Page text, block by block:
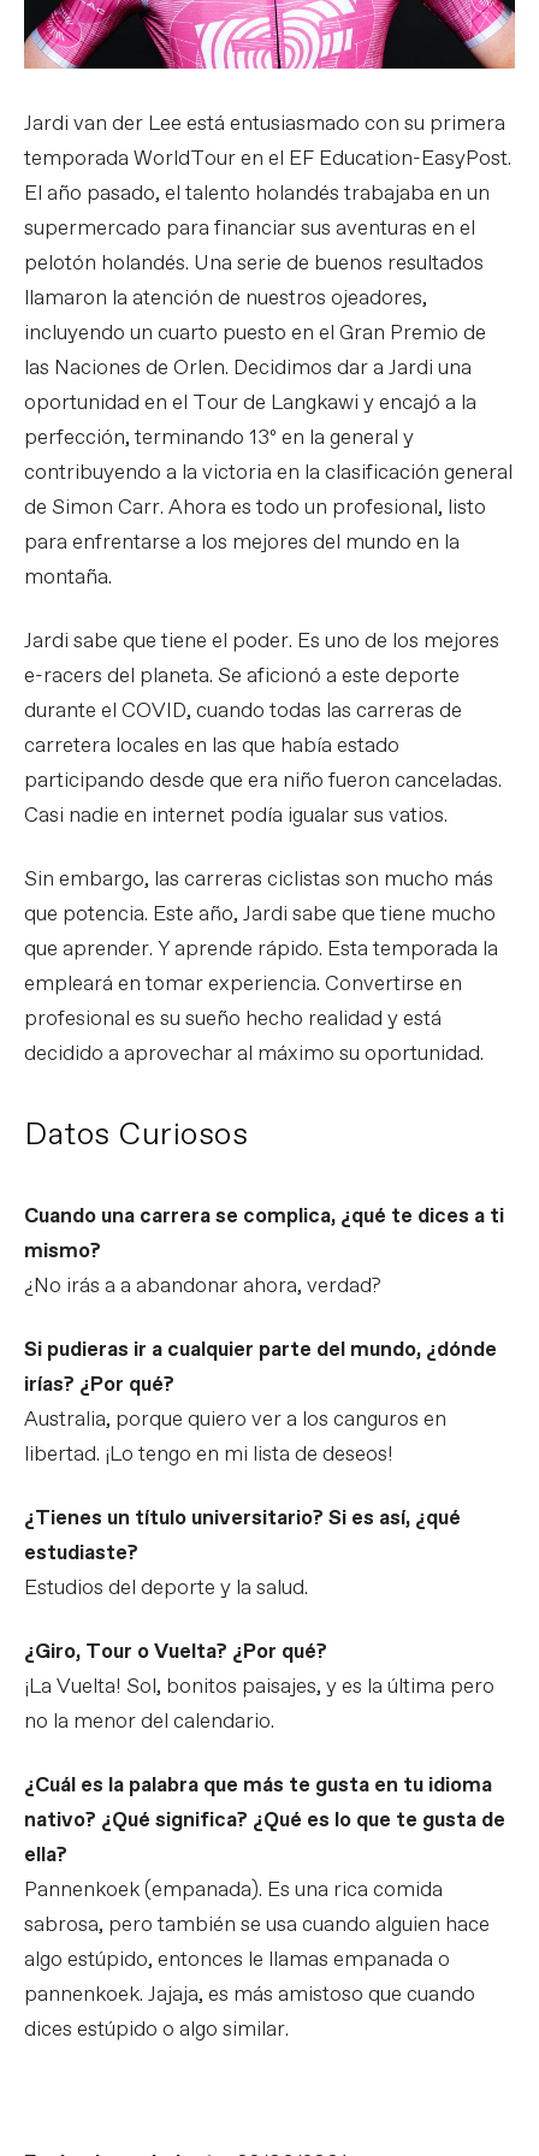
Jardi van der Lee está entusiasmado con su primera
temporada WorldTour en el EF Education-EasyPost.
El año pasado, el talento holandés trabajaba en un
supermercado para financiar sus aventuras en el
pelotón holandés. Una serie de buenos resultados
llamaron la atención de nuestros ojeadores,
incluyendo un cuarto puesto en el Gran Premio de
las Naciones de Orlen. Decidimos dar a Jardi una
oportunidad en el Tour de Langkawi y encajó a la
perfección, terminando 13º en la general y
contribuyendo a la victoria en la clasificación general
de Simon Carr. Ahora es todo un profesional, listo
para enfrentarse a los mejores del mundo en la
montaña.
Jardi sabe que tiene el poder. Es uno de los mejores
e-racers del planeta. Se aficionó a este deporte
durante el COVID, cuando todas las carreras de
carretera locales en las que había estado
participando desde que era niño fueron canceladas.
Casi nadie en internet podía igualar sus vatios.
Sin embargo, las carreras ciclistas son mucho más
que potencia. Este año, Jardi sabe que tiene mucho
que aprender. Y aprende rápido. Esta temporada la
empleará en tomar experiencia. Convertirse en
profesional es su sueño hecho realidad y está
decidido a aprovechar al máximo su oportunidad.
Datos Curiosos
Cuando una carrera se complica, ¿qué te dices a ti
mismo?
¿No irás a a abandonar ahora, verdad?
Si pudieras ir a cualquier parte del mundo, ¿dónde
irías? ¿Por qué?
Australia, porque quiero ver a los canguros en
libertad. ¡Lo tengo en mi lista de deseos!
¿Tienes un título universitario? Si es así, ¿qué
estudiaste?
Estudios del deporte y la salud.
¿Giro, Tour o Vuelta? ¿Por qué?
¡La Vuelta! Sol, bonitos paisajes, y es la última pero
no la menor del calendario.
¿Cuál es la palabra que más te gusta en tu idioma
nativo? ¿Qué significa? ¿Qué es lo que te gusta de
ella?
Pannenkoek (empanada). Es una rica comida
sabrosa, pero también se usa cuando alguien hace
algo estúpido, entonces le llamas empanada o
pannenkoek. Jajaja, es más amistoso que cuando
dices estúpido o algo similar.